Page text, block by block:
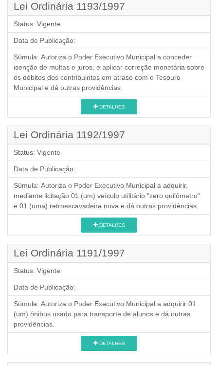
Lei Ordinária 1193/1997
Status: Vigente
Data de Publicação:
Súmula: Autoriza o Poder Executivo Municipal a conceder
isenção de multas e juros, e aplicar correção monetária sobre
os débitos dos contribuintes em atraso com o Tesouro
Municipal e dá outras providências.
DETALHES
Lei Ordinária 1192/1997
Status: Vigente
Data de Publicação:
Súmula: Autoriza o Poder Executivo Municipal a adquirir,
mediante licitação 01 (um) veículo utilitário "zero quilômetro"
e 01 (uma) retroescavadeira nova e dá outras providências.
DETALHES
Lei Ordinária 1191/1997
Status: Vigente
Data de Publicação:
Súmula: Autoriza o Poder Executivo Municipal a adquirir 01
(um) ônibus usado para transporte de alunos e dá outras
providências.
DETALHES